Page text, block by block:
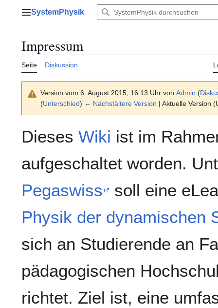
Hauptmenü
SystemPhysik
Impressum
Seite Diskussion
Version vom 6. August 2015, 16:13 Uhr von Admin (
(Unterschied) ← Nächstältere Version | Aktuelle Version
Dieses Wiki ist im
aufgeschaltet worden.
Pegaswiss
soll eine
Physik der dynamischen
sich an Studierende an
pädagogischen
richtet. Ziel ist, eine